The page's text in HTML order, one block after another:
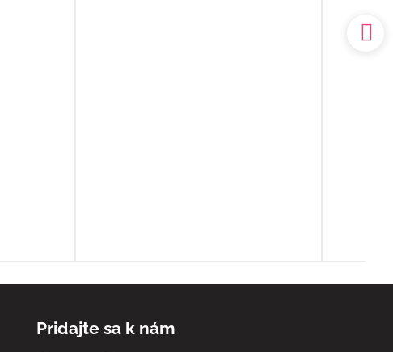
Pridajte sa k nám